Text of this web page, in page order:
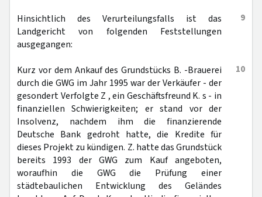
9
Hinsichtlich des Verurteilungsfalls ist das
Landgericht von folgenden Feststellungen
ausgegangen:
10
Kurz vor dem Ankauf des Grundstücks B. -Brauerei
durch die GWG im Jahr 1995 war der Verkäufer - der
gesondert Verfolgte Z , ein Geschäftsfreund K. s - in
finanziellen Schwierigkeiten; er stand vor der
Insolvenz, nachdem ihm die finanzierende
Deutsche Bank gedroht hatte, die Kredite für
dieses Projekt zu kündigen. Z. hatte das Grundstück
bereits 1993 der GWG zum Kauf angeboten,
woraufhin die GWG die Prüfung einer
städtebaulichen Entwicklung des Geländes